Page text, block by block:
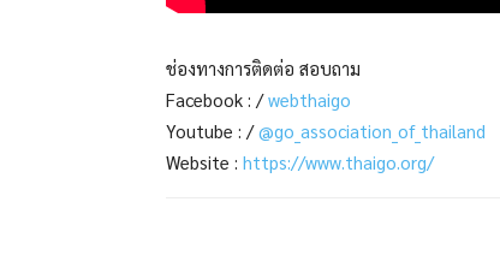
ช่องทางการติดต่อ สอบถาม
Facebook : /webthaigo
Youtube : /@go_association_of_thailand
Website : https://www.thaigo.org/